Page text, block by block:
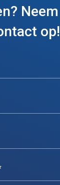
Neem
op!